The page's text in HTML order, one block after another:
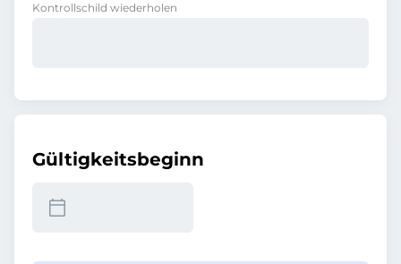
Kontrollschild wiederholen
Gültigkeitsbeginn